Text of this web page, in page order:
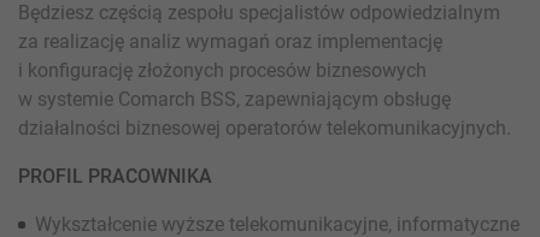
Będziesz częścią zespołu specjalistów odpowiedzialnym
za realizację analiz wymagań oraz implementację
i konfigurację złożonych procesów biznesowych
w systemie Comarch BSS, zapewniającym obsługę
działalności biznesowej operatorów telekomunikacyjnych.
PROFIL PRACOWNIKA
Wykształcenie wyższe telekomunikacyjne, informatyczne